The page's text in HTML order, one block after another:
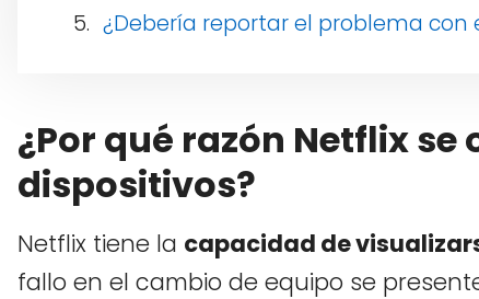
¿Debería reportar el problema con
¿Por qué razón Netflix
dispositivos?
Netflix tiene la capacidad de
fallo en el cambio de equipo se